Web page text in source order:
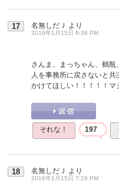
17 名無しだＪ より
2016年1月15日 6:38 PM
さんま、まっちゃん、鶴
人を事務所に戻さないと
かけてほしい！！！！！マ
それな！ 197
18 名無しだＪ より
2016年1月15日 7:19 PM